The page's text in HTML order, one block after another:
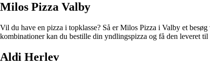
Milos Pizza Valby
Vil du have en pizza i topklasse? Så er Milos Pizza i Valby et
kombinationer kan du bestille din yndlingspizza og få den leveret til
Aldi Herlev